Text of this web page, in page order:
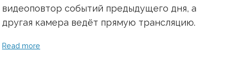
видеоповтор событий предыдущего дня, а
другая камера ведёт прямую трансляцию.
Read more